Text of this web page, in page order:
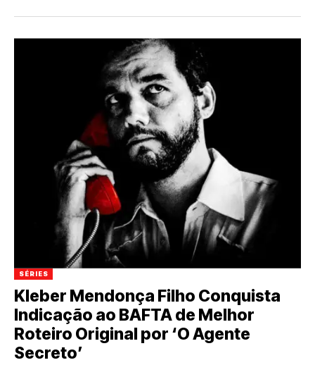
SÉRIES
Kleber Mendonça Filho Conquista
Indicação ao BAFTA de Melhor
Roteiro Original por ‘O Agente
Secreto’